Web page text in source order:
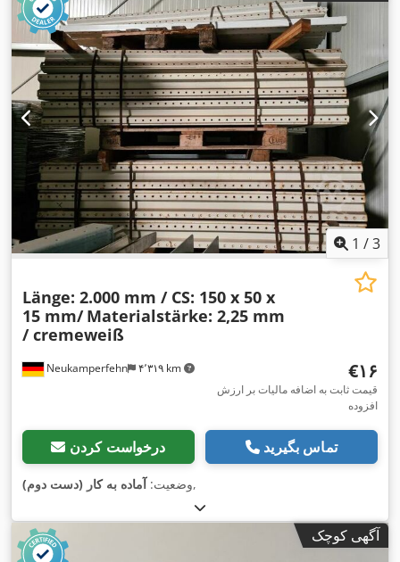
1 /3
Neukamperfehn ۴٬۳۱۹ km
Länge: 2.000 mm / CS: 150 x 50 x
15 mm/ Materialstärke: 2,25 mm
/ cremeweiß
‎€۱۶
قیمت ثابت به اضافه مالیات بر ارزش
افزوده
درخواست کردن تماس بگیرید
وضعیت: آماده به کار (دست دوم) ,
آگهی کوچک